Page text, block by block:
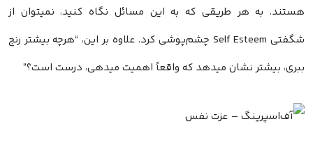
هستند. به هر طریقی که به این مسائل نگاه کنید، نمیتوان از
شگفتی Self Esteem چشم‌پوشی کرد. علاوه بر این، “هرچه بیشتر رنج
ببری، بیشتر نشان میدهد که واقعاً اهمیت میدهی، درست است؟”